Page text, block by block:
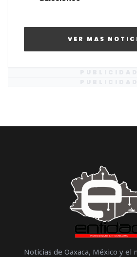
VER MAS
Noticias de Oaxaca, México y el